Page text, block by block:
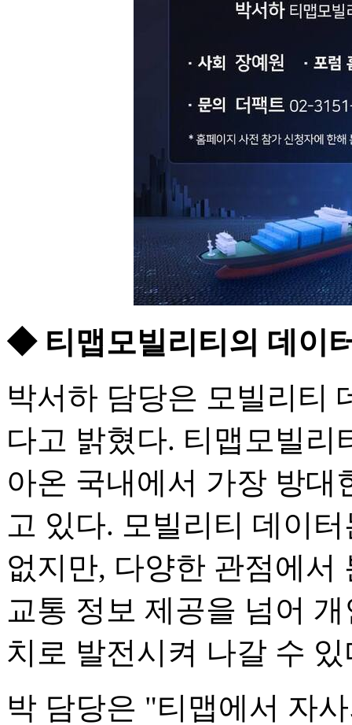
◆ 티맵모빌리티의 데이
박서하 담당은 모빌리티
다고 밝혔다. 티맵모빌리
아온 국내에서 가장 방대
고 있다. 모빌리티 데이
없지만, 다양한 관점에서
교통 정보 제공을 넘어
치로 발전시켜 나갈 수
박 담당은 "티맵에서 자